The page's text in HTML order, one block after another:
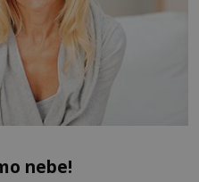
nebe!